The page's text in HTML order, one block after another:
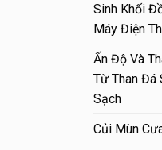
Sinh Khối
Máy Điện
Ấn Độ Và
Từ Than Đá
Sạch
Củi Mùn